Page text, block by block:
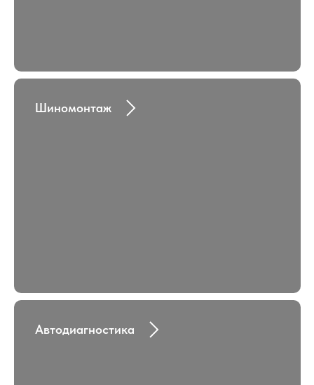
Шиномонтаж
Автодиагностика